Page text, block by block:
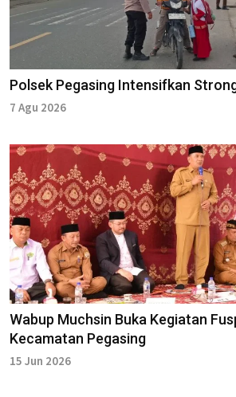
Polsek Pegasing Intensifkan
7 Agu 2026
Wabup Muchsin Buka Kegiatan
Kecamatan Pegasing
15 Jun 2026